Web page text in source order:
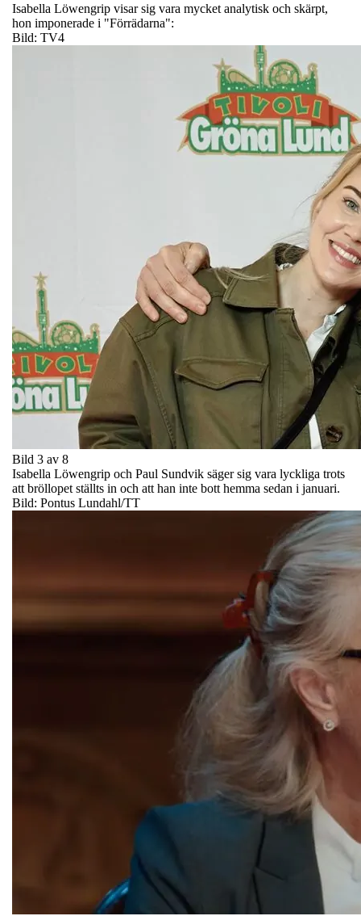
Isabella Löwengrip visar sig vara mycket analytisk och skärpt,
hon imponerade i "Förrädarna":
Bild: TV4
Bild 3 av 8
Isabella Löwengrip och Paul Sundvik säger sig vara lyckliga trots
att bröllopet ställts in och att han inte bott hemma sedan i januari.
Bild: Pontus Lundahl/TT